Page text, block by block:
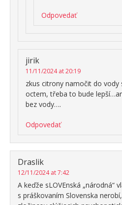
Odpovedať
jirik
11/11/2024 at 20:19
zkus citrony namočit do vody
octem, třeba to bude
bez vody….
Odpovedať
Draslik
12/11/2024 at 7:42
A keďže sLOVEnská „národná“
s práškovaním Slovenska